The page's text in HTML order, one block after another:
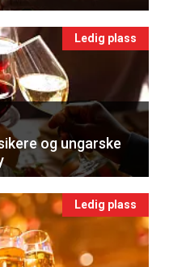
Ledig plass
og ungarske
Ledig plass